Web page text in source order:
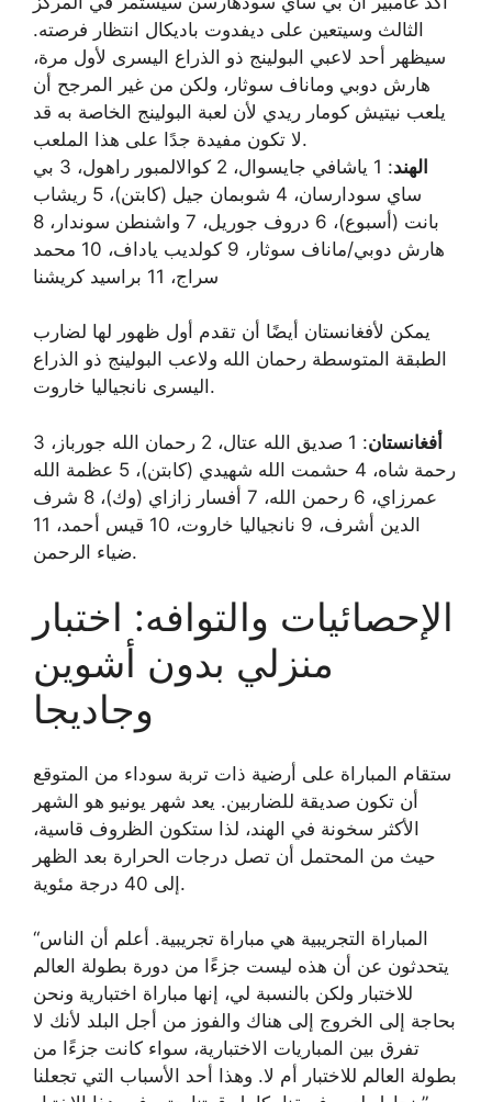
الثالث وسيتعين على ديفدوت باديكال انتظار فرصته.
سيظهر أحد لاعبي البولينج ذو الذراع اليسرى لأول مرة،
هارش دوبي وماناف سوثار، ولكن من غير المرجح أن
يلعب نيتيش كومار ريدي لأن لعبة البولينج الخاصة به قد
لا تكون مفيدة جدًا على هذا الملعب.
الهند
: 1 ياشافي جايسوال، 2 كوالالمبور راهول، 3 بي
ساي سودارسان، 4 شوبمان جيل (كابتن)، 5 ريشاب
بانت (أسبوع)، 6 دروف جوريل، 7 واشنطن سوندار، 8
هارش دوبي/ماناف سوثار، 9 كولديب ياداف، 10 محمد
سراج، 11 براسيد كريشنا
يمكن لأفغانستان أيضًا أن تقدم أول ظهور لها لضارب
الطبقة المتوسطة رحمان الله ولاعب البولينج ذو الذراع
اليسرى نانجياليا خاروت.
أفغانستان
: 1 صديق الله عتال، 2 رحمان الله جورباز، 3
رحمة شاه، 4 حشمت الله شهيدي (كابتن)، 5 عظمة الله
عمرزاي، 6 رحمن الله، 7 أفسار زازاي (وك)، 8 شرف
الدين أشرف، 9 نانجياليا خاروت، 10 قيس أحمد، 11
ضياء الرحمن.
الإحصائيات والتوافه: اختبار
منزلي بدون أشوين
وجاديجا
ستقام المباراة على أرضية ذات تربة سوداء من المتوقع
أن تكون صديقة للضاربين. يعد شهر يونيو هو الشهر
الأكثر سخونة في الهند، لذا ستكون الظروف قاسية،
حيث من المحتمل أن تصل درجات الحرارة بعد الظهر
إلى 40 درجة مئوية.
“المباراة التجريبية هي مباراة تجريبية. أعلم أن الناس
يتحدثون عن أن هذه ليست جزءًا من دورة بطولة العالم
للاختبار ولكن بالنسبة لي، إنها مباراة اختبارية ونحن
بحاجة إلى الخروج إلى هناك والفوز من أجل البلد لأنك لا
تفرق بين المباريات الاختبارية، سواء كانت جزءًا من
بطولة العالم للاختبار أم لا. وهذا أحد الأسباب التي تجعلنا